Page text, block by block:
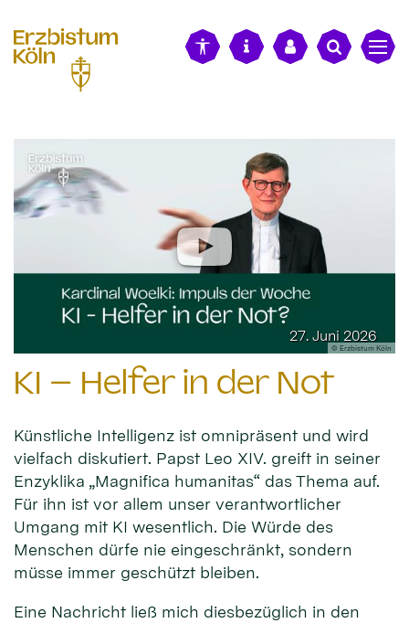
27. Juni 2026
© Erzbistum Köln
KI – Helfer in der Not
Künstliche Intelligenz ist omnipräsent und wird
vielfach diskutiert. Papst Leo XIV. greift in seiner
Enzyklika „Magnifica humanitas“ das Thema auf.
Für ihn ist vor allem unser verantwortlicher
Umgang mit KI wesentlich. Die Würde des
Menschen dürfe nie eingeschränkt, sondern
müsse immer geschützt bleiben.
Eine Nachricht ließ mich diesbezüglich in den